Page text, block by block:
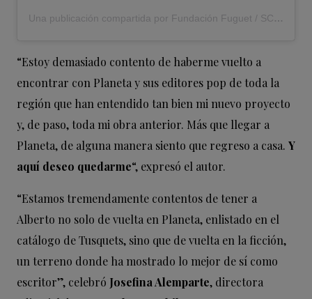
Una publicación compartida por Fundación Fuguet / SCL (@fundacion_fuguet)
“Estoy demasiado contento de haberme vuelto a
encontrar con Planeta y sus editores pop de toda la
región que han entendido tan bien mi nuevo proyecto
y, de paso, toda mi obra anterior. Más que llegar a
Planeta, de alguna manera siento que regreso a casa. Y
aquí deseo quedarme“, expresó el autor.
“Estamos tremendamente contentos de tener a
Alberto no solo de vuelta en Planeta, enlistado en el
catálogo de Tusquets, sino que de vuelta en la ficción,
un terreno donde ha mostrado lo mejor de sí como
escritor”, celebró Josefina Alemparte, directora